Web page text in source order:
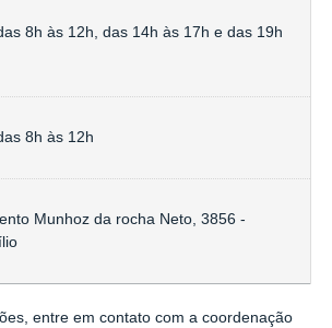
8h às 12h, das 14h às 17h e das 19h
8h às 12h
Munhoz da rocha Neto, 3856 -
entre em contato com a coordenação